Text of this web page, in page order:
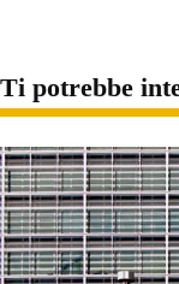
Ti potrebbe